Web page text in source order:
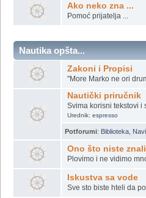
Ako neko zna ...
Pomoć prijatelja ...
Nautika opšta...
Zakoni i Propisi
"More Marko ne ori
Nautički priručnik
Svima korisni tekstovi i
Urednik: espresso
Potforumi: Biblioteka
Ono što niste
Plovimo i ne vidimo
Iskustva sa vode
Sve sto biste hteli da